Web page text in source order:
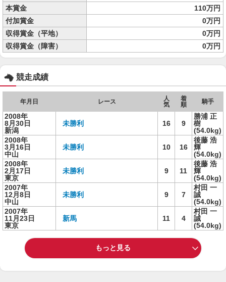
本賞金
110万円
付加賞金
0万円
収得賞金（平地）
0万円
収得賞金（障害）
0万円
競走成績
年月日 レース
人
気
着
順
騎手
2008年
8月30日
新潟
未勝利 16 9
勝浦 正
樹
(54.0kg)
2008年
3月16日
中山
未勝利 10 16
後藤 浩
輝
(54.0kg)
2008年
2月17日
東京
未勝利 9 11
後藤 浩
輝
(54.0kg)
2007年
12月8日
中山
未勝利 9 7
村田 一
誠
(54.0kg)
2007年
11月23日
東京
新馬 11 4
村田 一
誠
(54.0kg)
もっと見る